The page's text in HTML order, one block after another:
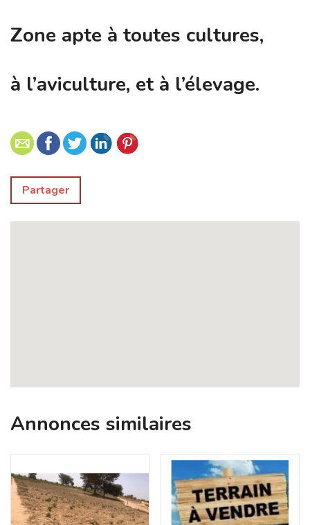
Zone apte à toutes cultures,
à l’aviculture, et à l’élevage.
Partager
Annonces similaires